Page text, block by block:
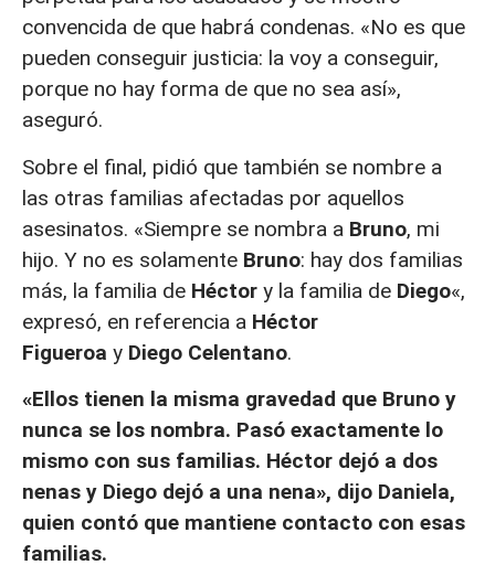
convencida de que habrá condenas. «No es que
pueden conseguir justicia: la voy a conseguir,
porque no hay forma de que no sea así»,
aseguró.
Sobre el final, pidió que también se nombre a
las otras familias afectadas por aquellos
asesinatos. «Siempre se nombra a Bruno, mi
hijo. Y no es solamente Bruno: hay dos familias
más, la familia de Héctor y la familia de Diego«,
expresó, en referencia a Héctor
Figueroa y Diego Celentano.
«Ellos tienen la misma gravedad que Bruno y
nunca se los nombra. Pasó exactamente lo
mismo con sus familias. Héctor dejó a dos
nenas y Diego dejó a una nena», dijo Daniela,
quien contó que mantiene contacto con esas
familias.